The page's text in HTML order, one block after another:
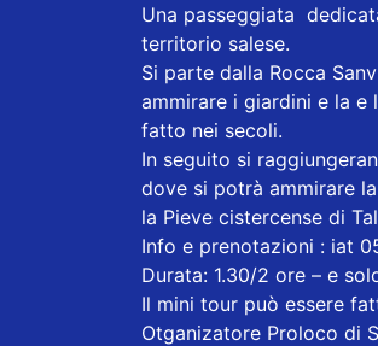
Una passeggiata
territorio salese.
Si parte dalla Rocca
ammirare i giardini e la e
fatto nei secoli.
In seguito si
dove si potrà ammirare
la Pieve cistercense di
Info e prenotazioni : iat
Durata: 1.30/2 ore – e
Il mini tour può essere
Otganizatore Proloco di